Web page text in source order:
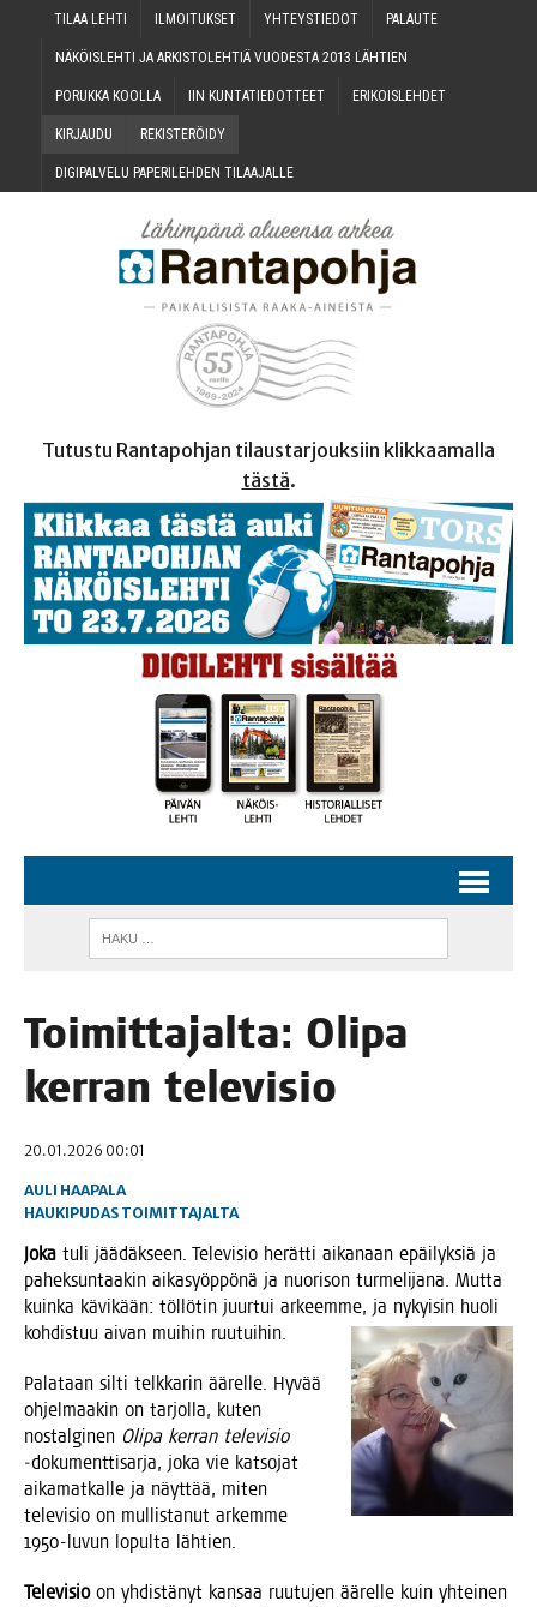
TILAA LEH­TI ILMOI­TUK­SET YHTEYS­TIE­DOT PALAU­TE
NÄKÖIS­LEH­TI JA ARKIS­TO­LEH­TIÄ VUO­DES­TA 2013 LÄHTIEN
PORUK­KA KOOLLA IIN KUN­TA­TIE­DOT­TEET ERI­KOIS­LEH­DET
KIR­JAU­DU REKIS­TE­RÖI­DY
DIGI­PAL­VE­LU PAPE­RI­LEH­DEN TILAAJALLE
Tutustu Rantapohjan tilaustarjouksiin klikkaamalla
tästä.
Toi­mit­ta­jal­ta: Oli­pa
ker­ran televisio
20.01.2026 00:01
AULI HAAPALA
HAUKIPUDAS TOIMITTAJALTA
Joka tuli jää­däk­seen. Tele­vi­sio herät­ti aika­naan epäi­lyk­siä ja
pahek­sun­taa­kin aika­syöp­pö­nä ja nuo­ri­son tur­me­li­ja­na. Mut­ta
kuin­ka kävi­kään: töl­lö­tin juur­tui arkeem­me, ja nykyi­sin huo­li
koh­dis­tuu aivan mui­hin ruutuihin.
Pala­taan sil­ti telk­ka­rin äärel­le. Hyvää
ohjel­maa­kin on tar­jol­la, kuten
nos­tal­gi­nen Oli­pa ker­ran tele­vi­sio
‑doku­ment­ti­sar­ja, joka vie kat­so­jat
aika­mat­kal­le ja näyt­tää, miten
tele­vi­sio on mul­lis­ta­nut arkem­me
1950-luvun lopul­ta lähtien.
Tele­vi­sioon yhdis­tä­nyt kan­saa ruu­tu­jen äärel­le kuin yhtei­nen